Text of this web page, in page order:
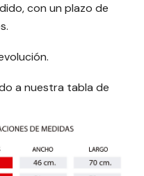
con un plazo de
a nuestra tabla de